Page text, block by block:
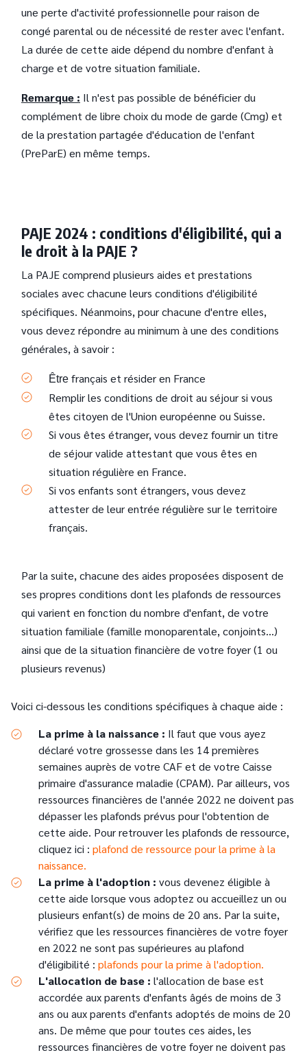
une perte d'activité professionnelle pour raison de
congé parental ou de nécessité de rester avec l'enfant.
La durée de cette aide dépend du nombre d'enfant à
charge et de votre situation familiale.
Remarque : Il n'est pas possible de bénéficier du
complément de libre choix du mode de garde (Cmg) et
de la prestation partagée d'éducation de l'enfant
(PreParE) en même temps.
PAJE 2024 : conditions d'éligibilité, qui a
le droit à la PAJE ?
La PAJE comprend plusieurs aides et prestations
sociales avec chacune leurs conditions d'éligibilité
spécifiques. Néanmoins, pour chacune d'entre elles,
vous devez répondre au minimum à une des conditions
générales, à savoir :
Être français et résider en France
Remplir les conditions de droit au séjour si vous
êtes citoyen de l'Union européenne ou Suisse.
Si vous êtes étranger, vous devez fournir un titre
de séjour valide attestant que vous êtes en
situation régulière en France.
Si vos enfants sont étrangers, vous devez
attester de leur entrée régulière sur le territoire
français.
Par la suite, chacune des aides proposées disposent de
ses propres conditions dont les plafonds de ressources
qui varient en fonction du nombre d'enfant, de votre
situation familiale (famille monoparentale, conjoints...)
ainsi que de la situation financière de votre foyer (1 ou
plusieurs revenus)
Voici ci-dessous les conditions spécifiques à chaque aide :
La prime à la naissance : Il faut que vous ayez
déclaré votre grossesse dans les 14 premières
semaines auprès de votre CAF et de votre Caisse
primaire d'assurance maladie (CPAM). Par ailleurs, vos
ressources financières de l'année 2022 ne doivent pas
dépasser les plafonds prévus pour l'obtention de
cette aide. Pour retrouver les plafonds de ressource,
cliquez ici : plafond de ressource pour la prime à la
naissance.
La prime à l'adoption : vous devenez éligible à
cette aide lorsque vous adoptez ou accueillez un ou
plusieurs enfant(s) de moins de 20 ans. Par la suite,
vérifiez que les ressources financières de votre foyer
en 2022 ne sont pas supérieures au plafond
d'éligibilité : plafonds pour la prime à l'adoption.
L'allocation de base : l'allocation de base est
accordée aux parents d'enfants âgés de moins de 3
ans ou aux parents d'enfants adoptés de moins de 20
ans. De même que pour toutes ces aides, les
ressources financières de votre foyer ne doivent pas